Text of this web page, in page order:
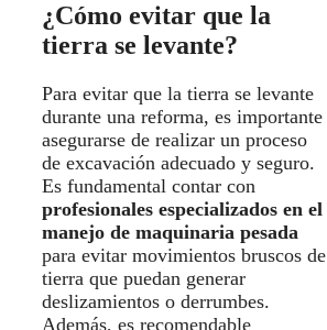
¿Cómo evitar que la
tierra se levante?
Para evitar que la tierra se levante
durante una reforma, es importante
asegurarse de realizar un proceso
de excavación adecuado y seguro.
Es fundamental contar con
profesionales especializados en el
manejo de maquinaria pesada
para evitar movimientos bruscos de
tierra que puedan generar
deslizamientos o derrumbes.
Además, es recomendable